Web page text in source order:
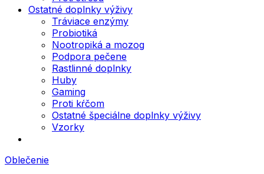
Ostatné doplnky výživy
Tráviace enzýmy
Probiotiká
Nootropiká a mozog
Podpora pečene
Rastlinné doplnky
Huby
Gaming
Proti kŕčom
Ostatné špeciálne doplnky výživy
Vzorky
Oblečenie